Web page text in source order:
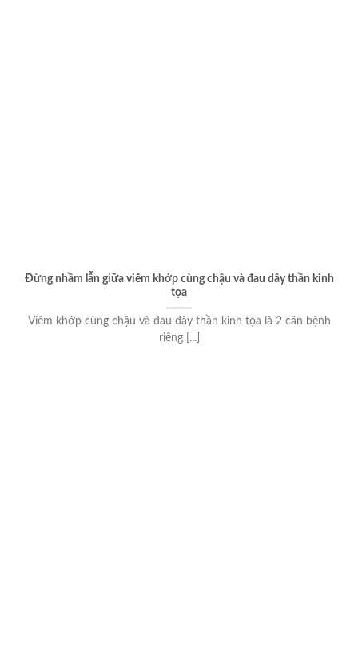
Đừng nhầm lẫn giữa viêm khớp cùng chậu và đau dây thần kinh
tọa
Viêm khớp cùng chậu và đau dây thần kinh tọa là 2 căn bệnh
riêng [...]